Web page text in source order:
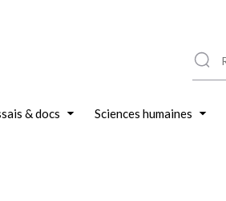
& docs Sciences humaines